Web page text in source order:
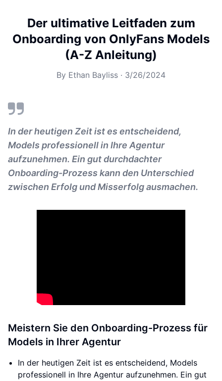
Der ultimative Leitfaden zum
Onboarding von OnlyFans Models
(A-Z Anleitung)
By Ethan Bayliss · 3/26/2024
In der heutigen Zeit ist es entscheidend,
Models professionell in Ihre Agentur
aufzunehmen. Ein gut durchdachter
Onboarding-Prozess kann den Unterschied
zwischen Erfolg und Misserfolg ausmachen.
Meistern Sie den Onboarding-Prozess für
Models in Ihrer Agentur
In der heutigen Zeit ist es entscheidend, Models
professionell in Ihre Agentur aufzunehmen. Ein gut